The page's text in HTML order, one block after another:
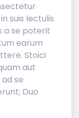
suis lectulis
a se poterit
earum
Stoici
aut
se
Duo